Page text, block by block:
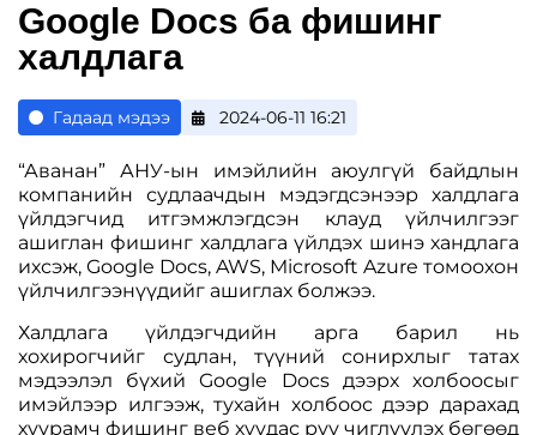
Google Docs ба фишинг
халдлага
Гадаад мэдээ 2024-06-11 16:21
“Аванан” АНУ-ын имэйлийн аюулгүй байдлын
компанийн судлаачдын мэдэгдсэнээр халдлага
үйлдэгчид итгэмжлэгдсэн клауд үйлчилгээг
ашиглан фишинг халдлага үйлдэх шинэ хандлага
ихсэж, Google Docs, AWS, Microsoft Azure томоохон
үйлчилгээнүүдийг ашиглах болжээ.
Халдлага үйлдэгчдийн арга барил нь
хохирогчийг судлан, түүний сонирхлыг татах
мэдээлэл бүхий Google Docs дээрх холбоосыг
имэйлээр илгээж, тухайн холбоос дээр дарахад
хуурамч фишинг веб хуудас руу чиглүүлэх бөгөөд